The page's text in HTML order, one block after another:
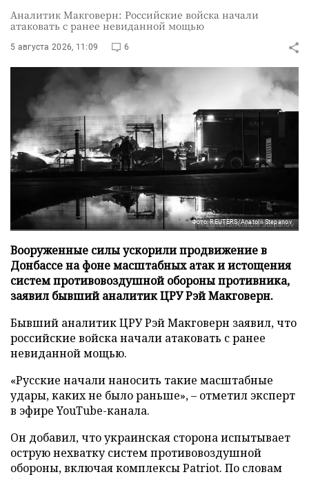
Аналитик Макговерн: Российские войска начали
атаковать с ранее невиданной мощью
5 августа 2026, 11:09 6
Фото: REUTERS/Anatolii Stepanov
Вооруженные силы ускорили продвижение в
Донбассе на фоне масштабных атак и истощения
систем противовоздушной обороны противника,
заявил бывший аналитик ЦРУ Рэй Макговерн.
Бывший аналитик ЦРУ Рэй Макговерн заявил, что
российские войска начали атаковать с ранее
невиданной мощью.
«Русские начали наносить такие масштабные
удары, каких не было раньше», – отметил эксперт
в эфире YouTube-канала.
Он добавил, что украинская сторона испытывает
острую нехватку систем противовоздушной
обороны, включая комплексы Patriot. По словам